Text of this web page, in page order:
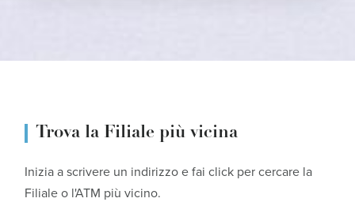
Trova la Filiale più vicina
Inizia a scrivere un indirizzo e fai click per cercare la
Filiale o l'ATM più vicino.